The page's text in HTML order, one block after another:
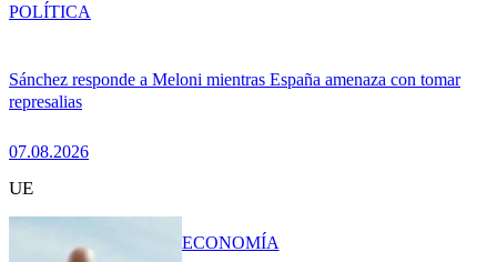
Sánchez responde a Meloni mientras España amenaza con tomar
represalias
07.08.2026
POLÍTICA
UE
ECONOMÍA